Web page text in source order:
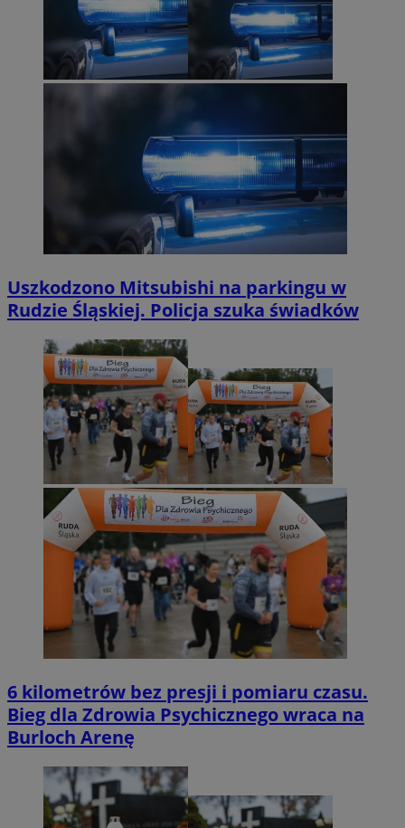
Uszkodzono Mitsubishi na parkingu w
Rudzie Śląskiej. Policja szuka świadków
6 kilometrów bez presji i pomiaru czasu.
Bieg dla Zdrowia Psychicznego wraca na
Burloch Arenę